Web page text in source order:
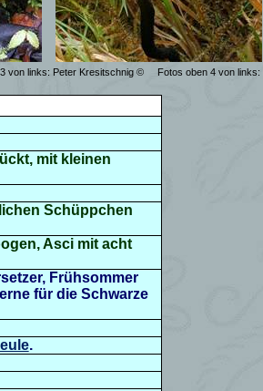
von links: Peter Kresitschnig © Fotos oben 4 von links:
mit kleinen
Schüppchen
Asci mit acht
Frühsommer
für die Schwarze
.